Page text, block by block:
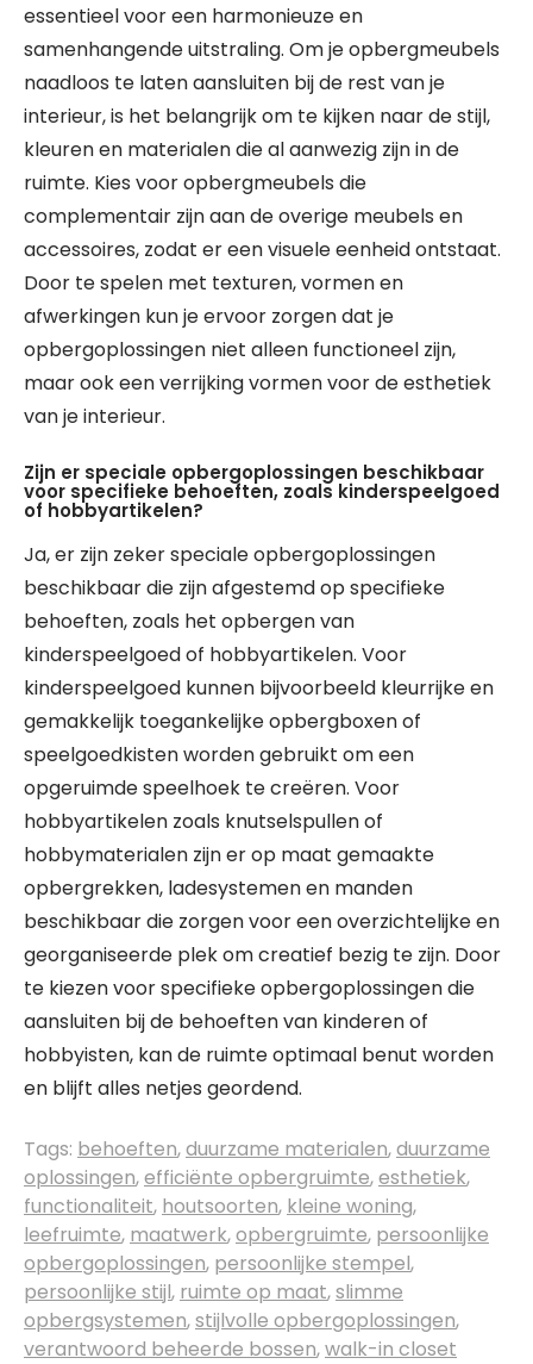
essentieel voor een harmonieuze en
samenhangende uitstraling. Om je opbergmeubels
naadloos te laten aansluiten bij de rest van je
interieur, is het belangrijk om te kijken naar de stijl,
kleuren en materialen die al aanwezig zijn in de
ruimte. Kies voor opbergmeubels die
complementair zijn aan de overige meubels en
accessoires, zodat er een visuele eenheid ontstaat.
Door te spelen met texturen, vormen en
afwerkingen kun je ervoor zorgen dat je
opbergoplossingen niet alleen functioneel zijn,
maar ook een verrijking vormen voor de esthetiek
van je interieur.
Zijn er speciale opbergoplossingen beschikbaar
voor specifieke behoeften, zoals kinderspeelgoed
of hobbyartikelen?
Ja, er zijn zeker speciale opbergoplossingen
beschikbaar die zijn afgestemd op specifieke
behoeften, zoals het opbergen van
kinderspeelgoed of hobbyartikelen. Voor
kinderspeelgoed kunnen bijvoorbeeld kleurrijke en
gemakkelijk toegankelijke opbergboxen of
speelgoedkisten worden gebruikt om een
opgeruimde speelhoek te creëren. Voor
hobbyartikelen zoals knutselspullen of
hobbymaterialen zijn er op maat gemaakte
opbergrekken, ladesystemen en manden
beschikbaar die zorgen voor een overzichtelijke en
georganiseerde plek om creatief bezig te zijn. Door
te kiezen voor specifieke opbergoplossingen die
aansluiten bij de behoeften van kinderen of
hobbyisten, kan de ruimte optimaal benut worden
en blijft alles netjes geordend.
Tags: behoeften,duurzame materialen,duurzame
oplossingen,efficiënte opbergruimte,esthetiek,
functionaliteit, houtsoorten, kleine woning,
leefruimte, maatwerk,opbergruimte, persoonlijke
opbergoplossingen, persoonlijke stempel,
persoonlijke stijl, ruimte op maat,slimme
opbergsystemen,stijlvolle opbergoplossingen,
verantwoord beheerde bossen,walk-in closet